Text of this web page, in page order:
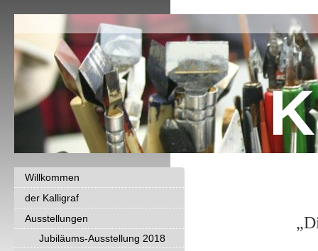
Willkommen
der Kalligraf
Ausstellungen
Jubiläums-Ausstellung 2018